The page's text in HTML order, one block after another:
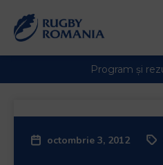
venit
cititorul
octombrie 3, 2012